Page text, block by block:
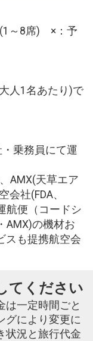
～8席) ×：予
人1名あたり)で
乗務員にて運
AMX(天草エア
社(FDA、
航便（コードシ
AMX)の機材お
スも提携航空会
てください
は一定時間ごと
グにより変更に
状況と旅行代金